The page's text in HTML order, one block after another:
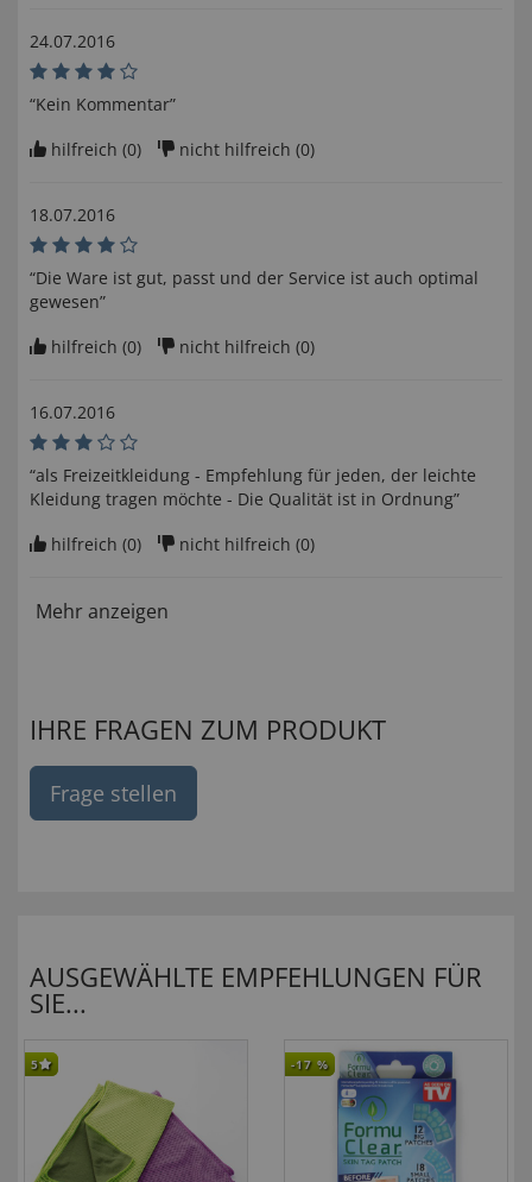
24.07.2016
“Kein Kommentar”
hilfreich (0) nicht hilfreich (0)
18.07.2016
“Die Ware ist gut, passt und der Service ist auch optimal
gewesen”
hilfreich (0) nicht hilfreich (0)
16.07.2016
“als Freizeitkleidung - Empfehlung für jeden, der leichte
Kleidung tragen möchte - Die Qualität ist in Ordnung”
hilfreich (0) nicht hilfreich (0)
Mehr anzeigen
IHRE FRAGEN ZUM PRODUKT
Frage stellen
AUSGEWÄHLTE EMPFEHLUNGEN FÜR
SIE...
5 -17 %